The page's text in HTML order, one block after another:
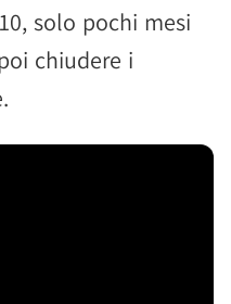
solo pochi mesi
chiudere i